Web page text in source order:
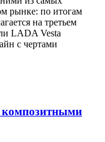
рынке: по итогам
на третьем
LADA Vesta
с чертами
композитными